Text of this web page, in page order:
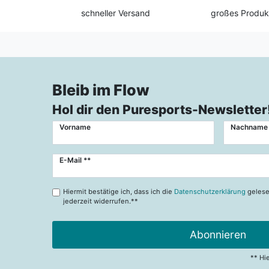
schneller Versand großes
Bleib im Flow
Hol dir den Puresports-
Vorname Nachname
E-Mail **
Newsletter
Hiermit bestätige ich, dass ich die Datenschutzerklärung
jederzeit widerrufen.**
Abonnieren
**